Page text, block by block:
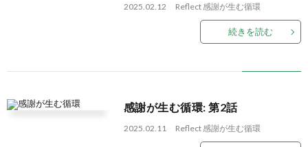
2025.02.12 Reflect感謝が生む循環
続きを読む
感謝が生む循環: 第2話
2025.02.11 Reflect感謝が生む循環